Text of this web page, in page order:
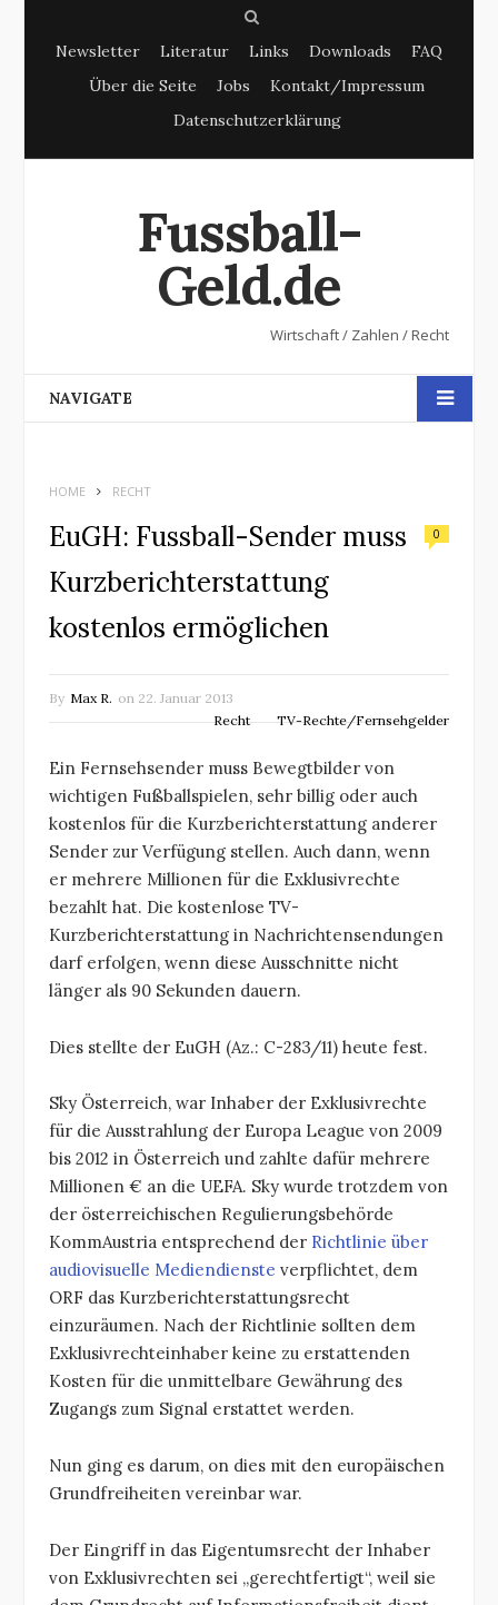
e
r
Newsletter Literatur Links Downloads
FAQ
Über die Seite
Jobs
Kontakt/Impressum
Datenschutzerklärung
Fussball-
Geld.de
Wirtschaft / Zahlen / Recht
NAVIGATE
HOME RECHT
EuGH: Fussball-Sender muss
Kurzberichterstattung
kostenlos ermöglichen
0
By Max R. on 22. Januar 2013
Recht
TV-Rechte/Fernsehgelder
Ein Fernsehsender muss Bewegtbilder von
wichtigen Fußballspielen, sehr billig oder auch
kostenlos für die Kurzberichterstattung anderer
Sender zur Verfügung stellen. Auch dann, wenn
er mehrere Millionen für die Exklusivrechte
bezahlt hat. Die kostenlose TV-
Kurzberichterstattung in Nachrichtensendungen
darf erfolgen, wenn diese Ausschnitte nicht
länger als 90 Sekunden dauern.
Dies stellte der EuGH (Az.: C-283/11) heute fest.
Sky Österreich, war Inhaber der Exklusivrechte
für die Ausstrahlung der Europa League von 2009
bis 2012 in Österreich und zahlte dafür mehrere
Millionen € an die UEFA. Sky wurde trotzdem von
der österreichischen Regulierungsbehörde
KommAustria entsprechend der Richtlinie über
audiovisuelle Mediendienste verpflichtet, dem
ORF das Kurzberichterstattungsrecht
einzuräumen. Nach der Richtlinie sollten dem
Exklusivrechteinhaber keine zu erstattenden
Kosten für die unmittelbare Gewährung des
Zugangs zum Signal erstattet werden.
Nun ging es darum, on dies mit den europäischen
Grundfreiheiten vereinbar war.
Der Eingriff in das Eigentumsrecht der Inhaber
von Exklusivrechten sei „gerechtfertigt“, weil sie